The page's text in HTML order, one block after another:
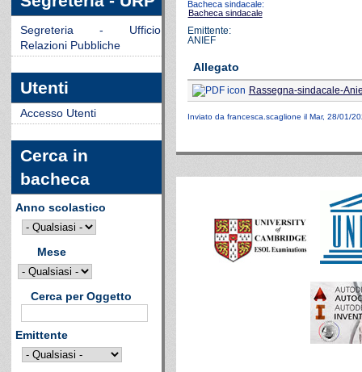
Segreteria - Ufficio
Relazioni Pubbliche
Utenti
Accesso Utenti
Cerca in
bacheca
Anno scolastico
Mese
Cerca per Oggetto
Emittente
Bacheca sindacale:
Bacheca sindacale
Emittente:
ANIEF
Allegato
Rassegna-sindacale-
Inviato da francesca.scaglione il Mar, 28/01/